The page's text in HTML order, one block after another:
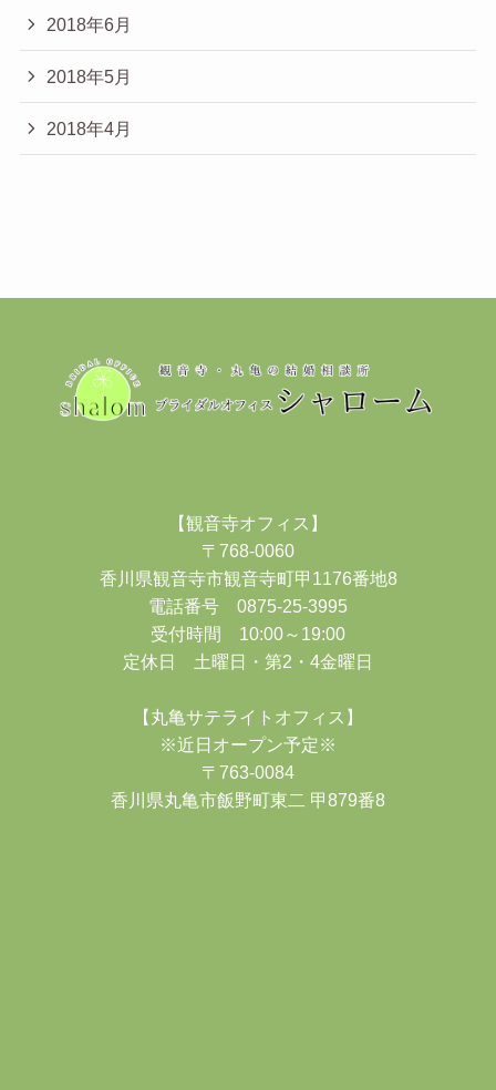
2018年6月
2018年5月
2018年4月
【観音寺オフィス】
〒768-0060
香川県観音寺市観音寺町甲1176番地8
電話番号 0875-25-3995
受付時間 10:00～19:00
定休日 土曜日・第2・4金曜日
【丸亀サテライトオフィス】
※近日オープン予定※
〒763-0084
香川県丸亀市飯野町東二 甲879番8